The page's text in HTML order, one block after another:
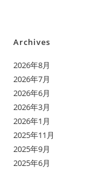
Archives
2026年8月
2026年7月
2026年6月
2026年3月
2026年1月
2025年11月
2025年9月
2025年6月